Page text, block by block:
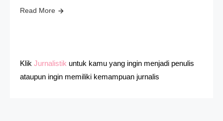
Read More
Klik Jurnalistik untuk kamu yang ingin menjadi penulis
ataupun ingin memiliki kemampuan jurnalis